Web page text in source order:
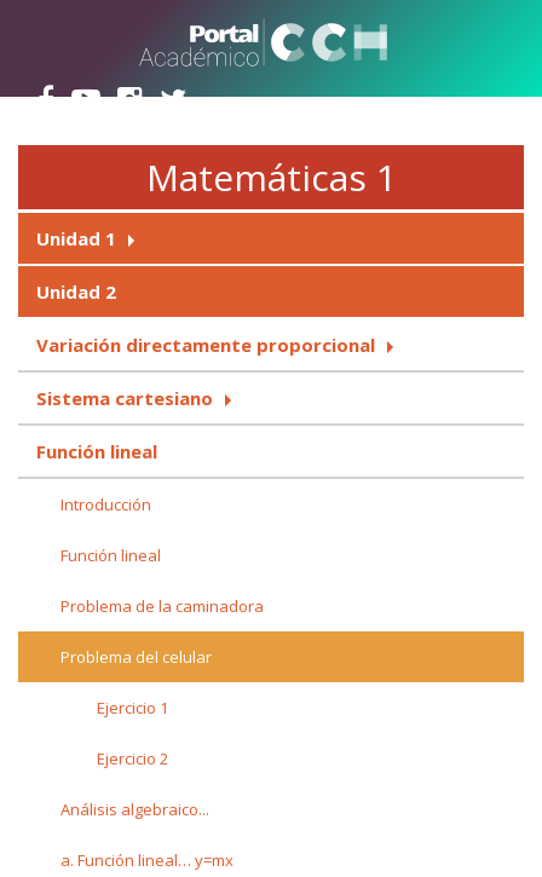
Matemáticas 1
Unidad 1
Unidad 2
Variación directamente proporcional
Sistema cartesiano
Función lineal
Introducción
Función lineal
Problema de la caminadora
Problema del celular
Ejercicio 1
Ejercicio 2
Análisis algebraico...
a. Función lineal… y=mx